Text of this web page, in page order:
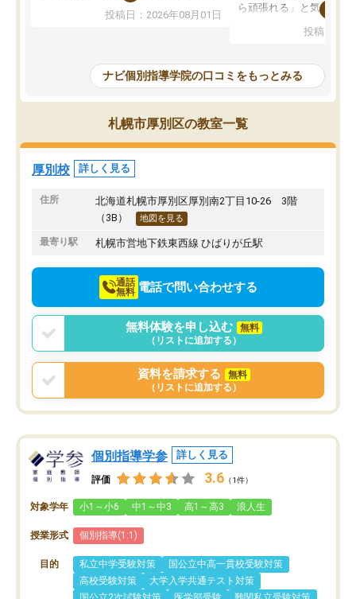
先生は良い方が多く、いつも笑顔で対
教室は少し狭い印象なので夜の時間帯
など生徒さんが多い時間帯は手狭では
ないかな？と感じます。
また駅前にあるのでアクセスは良いで
すが駐車場がないのでお迎えの際に近
隣のコインパーキングを利用または路
上駐車をするしかない点が少し不便で
投稿日：2026年08月01日
ら頑張れる」と気に入り
ても分かりやすく、学
方を丁寧に教えてくださ
が深まっていると感じま
熱心で、一人ひとりの苦
握し、復習や講習を通し
前より勉強に前向きに取
りたいと思える塾です。
投稿日：
ナビ個別指導学院の口コミをもっとみる
札幌市厚別区の教室一覧
厚別校 詳しく見る
住所
北海道札幌市厚別区厚別南2丁目10-26 3階
（3B）
地図を見る
最寄り駅 札幌市営地下鉄東西線 ひばりが丘駅
通話
無料 電話で問い合わせする
無料体験を申し込む
無料
（リストに追加する）
資料を請求する
無料
（リストに追加する）
個別指導学参 詳しく見る
評価 3.6 （1件）
対象学年 小1～小6 中1～中3 高1～高3 浪人生
授業形式 個別指導(1:1)
目的 私立中学受験対策
国公立中高一貫校受験対策
高校受験対策
大学入学共通テスト対策